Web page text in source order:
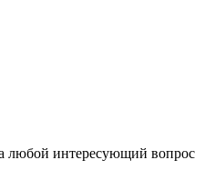
любой интересующий вопрос